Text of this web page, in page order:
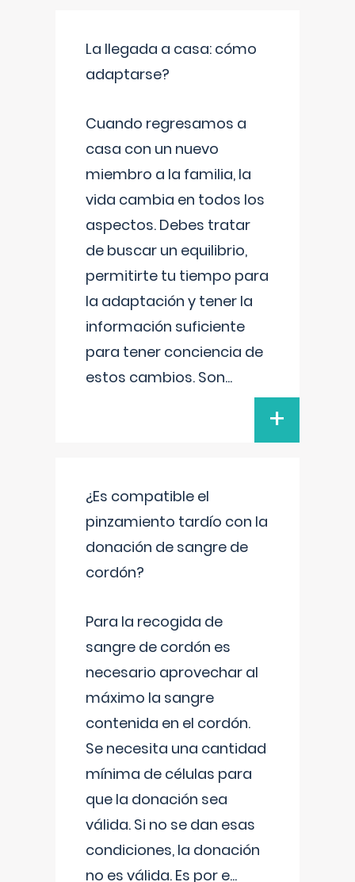
La llegada a casa: cómo
adaptarse?
Cuando regresamos a
casa con un nuevo
miembro a la familia, la
vida cambia en todos los
aspectos. Debes tratar
de buscar un equilibrio,
permitirte tu tiempo para
la adaptación y tener la
información suficiente
para tener conciencia de
estos cambios. Son...
+
¿Es compatible el
pinzamiento tardío con la
donación de sangre de
cordón?
Para la recogida de
sangre de cordón es
necesario aprovechar al
máximo la sangre
contenida en el cordón.
Se necesita una cantidad
mínima de células para
que la donación sea
válida. Si no se dan esas
condiciones, la donación
no es válida. Es por e...